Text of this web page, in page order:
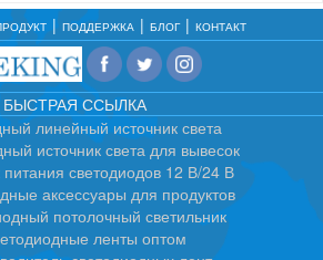
ПОДДЕРЖКА БЛОГ КОНТАКТ
БЫСТРАЯ ССЫЛКА
линейный источник света
источник света для вывесок
питания светодиодов 12 В/24 В
аксессуары для продуктов
потолочный светильник
ленты оптом